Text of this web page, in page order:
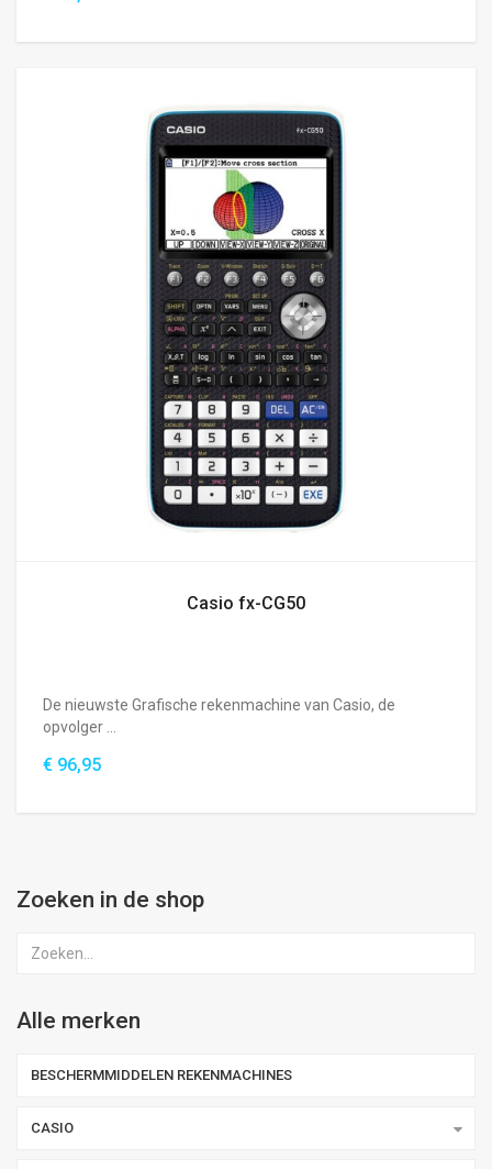
Casio fx-CG50
De nieuwste Grafische rekenmachine van Casio, de
opvolger ...
€ 96,95
Zoeken in de shop
Alle merken
BESCHERMMIDDELEN REKENMACHINES
CASIO